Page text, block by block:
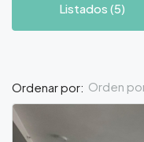
Listados (5)
Ordenar por: Orden